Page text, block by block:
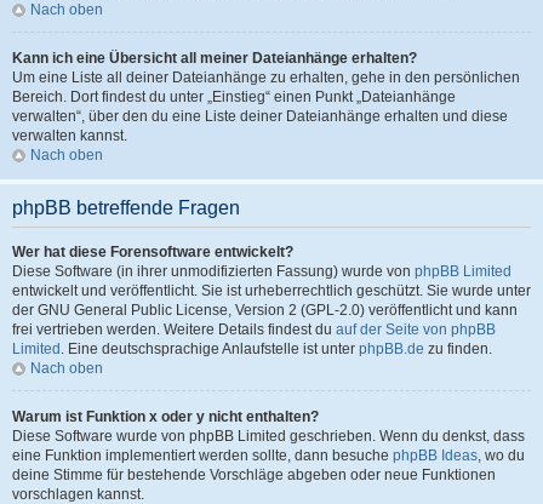
Nach oben
Kann ich eine Übersicht all meiner Dateianhänge erhalten?
Um eine Liste all deiner Dateianhänge zu erhalten, gehe in den persönlichen
Bereich. Dort findest du unter „Einstieg“ einen Punkt „Dateianhänge
verwalten“, über den du eine Liste deiner Dateianhänge erhalten und diese
verwalten kannst.
Nach oben
phpBB betreffende Fragen
Wer hat diese Forensoftware entwickelt?
Diese Software (in ihrer unmodifizierten Fassung) wurde von phpBB Limited
entwickelt und veröffentlicht. Sie ist urheberrechtlich geschützt. Sie wurde unter
der GNU General Public License, Version 2 (GPL-2.0) veröffentlicht und kann
frei vertrieben werden. Weitere Details findest du auf der Seite von phpBB
Limited . Eine deutschsprachige Anlaufstelle ist unter phpBB.de zu finden.
Nach oben
Warum ist Funktion x oder y nicht enthalten?
Diese Software wurde von phpBB Limited geschrieben. Wenn du denkst, dass
eine Funktion implementiert werden sollte, dann besuche phpBB Ideas, wo du
deine Stimme für bestehende Vorschläge abgeben oder neue Funktionen
vorschlagen kannst.